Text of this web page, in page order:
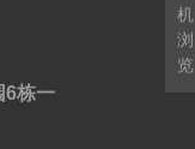
6栋一
机
浏
览